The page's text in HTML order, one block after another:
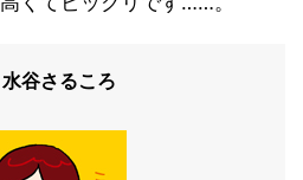
谷さるころ